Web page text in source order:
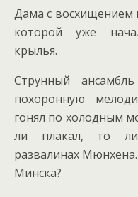
Дама с восхищением
которой уже
крылья.
Струнный
похоронную
гонял по холодным
ли плакал, то
развалинах
Минска?